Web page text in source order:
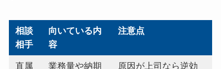
相談
相手
向いている内
容
注意点
直属
業務量や納期
原因が上司なら逆効